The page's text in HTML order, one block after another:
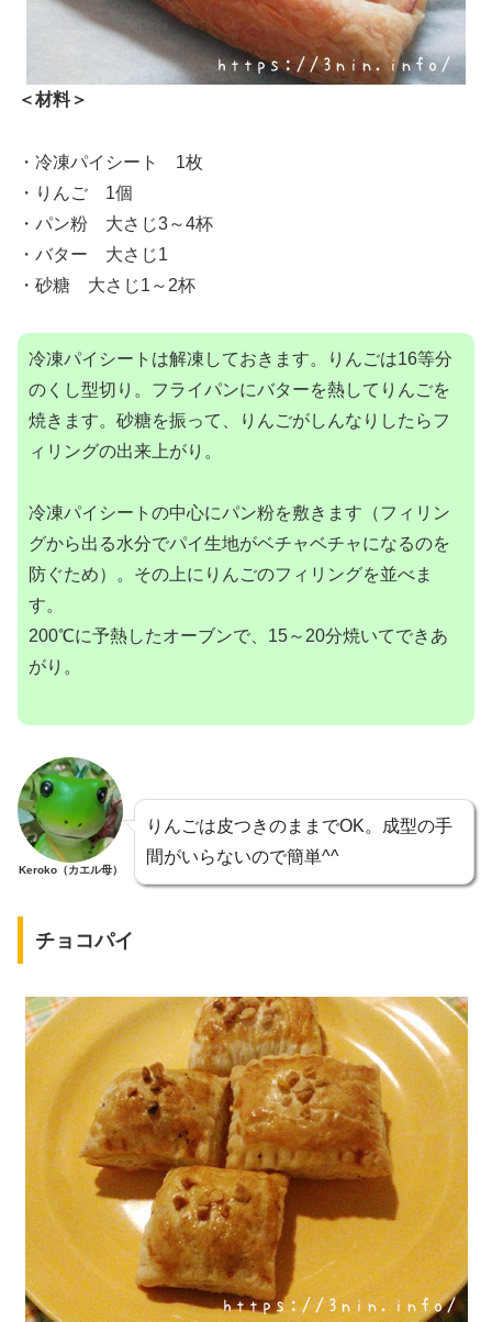
＜材料＞
・冷凍パイシート 1枚
・りんご 1個
・パン粉 大さじ3～4杯
・バター 大さじ1
・砂糖 大さじ1～2杯
冷凍パイシートは解凍しておきます。りんごは16等分
のくし型切り。フライパンにバターを熱してりんごを
焼きます。砂糖を振って、りんごがしんなりしたらフ
ィリングの出来上がり。
冷凍パイシートの中心にパン粉を敷きます（フィリン
グから出る水分でパイ生地がベチャベチャになるのを
防ぐため）。その上にりんごのフィリングを並べま
す。
200℃に予熱したオーブンで、15～20分焼いてできあ
がり。
Keroko（カエル母）
りんごは皮つきのままでOK。成型の手
間がいらないので簡単^^
チョコパイ